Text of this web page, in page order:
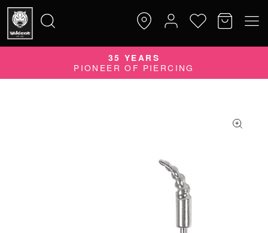
nach:
35 YEARS
PIONEER OF PIERCING
QUALITY DOES MATTER
QUALITÄTSPRODUKTE MADE IN GERMANY